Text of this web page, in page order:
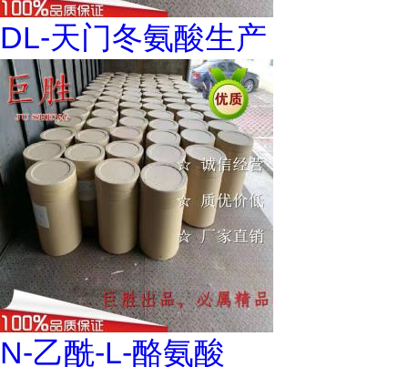
DL-天门冬氨酸生产
N-乙酰-L-酪氨酸